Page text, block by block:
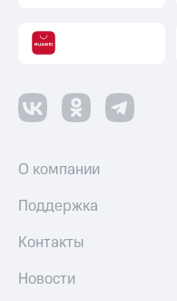
О компании
Поддержка
Контакты
Новости